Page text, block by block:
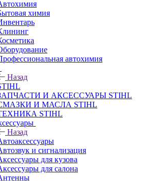
химия
автохимия
Назад
И АКСЕССУАРЫ STIHL
И МАСЛА STIHL
STIHL
Назад
и сигнализация
для кузова
для салона